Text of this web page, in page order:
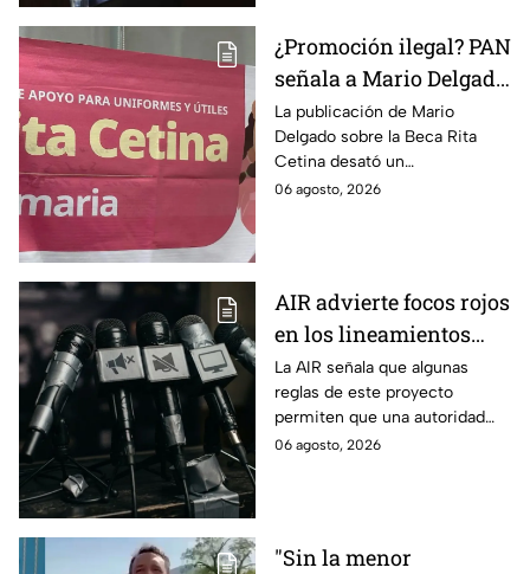
¿Promoción ilegal? PAN
señala a Mario Delgado
por publicación sobre
la Beca Rita Cetina
La publicación de Mario
Delgado sobre la Beca Rita
Cetina desató un
enfrentamiento entre Morena
06 agosto, 2026
AIR advierte focos rojos
en los lineamientos
para proteger a las
audiencias
La AIR señala que algunas
reglas de este proyecto
permiten que una autoridad
gubernamental supervise,
06 agosto, 2026
"Sin la menor